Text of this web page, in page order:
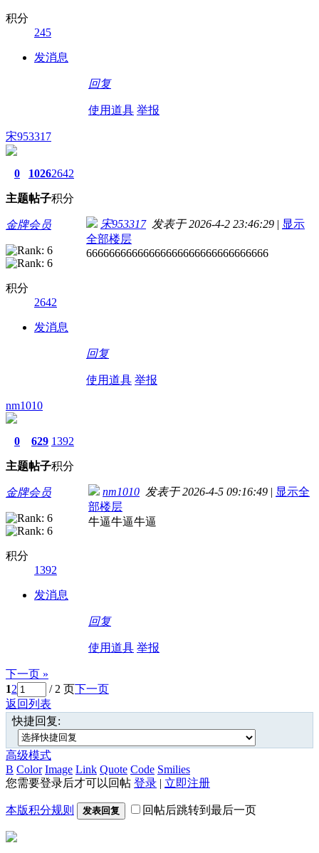
积分
245
发消息
回复
使用道具 举报
宋953317
0
主题
1026
帖子
2642
积分
金牌会员
积分
2642
发消息
宋953317发表于 2026-4-2 23:46:29 | 显示
全部楼层
66666666666666666666666666666666
回复
使用道具 举报
nm1010
0
主题
629
帖子
1392
积分
金牌会员
积分
1392
发消息
nm1010 发表于 2026-4-5 09:16:49 | 显示全
部楼层
牛逼牛逼牛逼
回复
使用道具 举报
下一页 »
12 / 2 页下一页
返回列表
快捷回复:
高级模式
B Color Image Link Quote Code Smilies
您需要登录后才可以回帖 登录 | 立即注册
本版积分规则 发表回复 回帖后跳转到最后一页